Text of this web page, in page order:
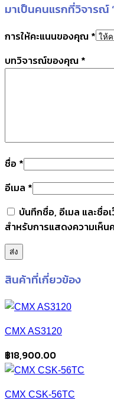
มาเป็นคนแรกที่วิจารณ์
การให้คะแนนของคุณ *
บทวิจารณ์ของคุณ *
ชื่อ *
อีเมล *
บันทึกชื่อ, อีเมล และชื่อ
สำหรับการแสดงความเห็น
สินค้าที่เกี่ยวข้อง
CMX AS3120
฿18,900.00
CMX CSK-56TC